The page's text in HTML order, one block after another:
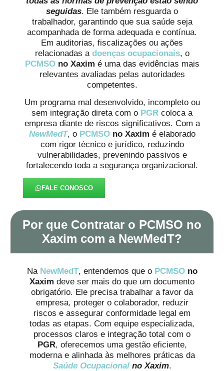
seguidas. Ele também resguarda o
trabalhador, garantindo que sua saúde seja
acompanhada de forma adequada e contínua.
Em auditorias, fiscalizações ou ações
relacionadas a doenças ocupacionais, o
PCMSOno Xaxim é uma das evidências mais
relevantes avaliadas pelas autoridades
competentes.
Um programa mal desenvolvido, incompleto ou
sem integração direta com o PGR coloca a
empresa diante de riscos significativos. Com a
NewMedT, o PCMSOno Xaxim é elaborado
com rigor técnico e jurídico, reduzindo
vulnerabilidades, prevenindo passivos e
fortalecendo toda a segurança organizacional.
FALE CONOSCO
Por que Contratar o PCMSO no
Xaxim com a NewMedT?
Na NewMedT, entendemos que o PCMSOno
Xaxim deve ser mais do que um documento
obrigatório. Ele precisa trabalhar a favor da
empresa, proteger o colaborador, reduzir
riscos e assegurar conformidade legal em
todas as etapas. Com equipe especializada,
processos claros e integração total com o
PGR, oferecemos uma gestão eficiente,
moderna e alinhada às melhores práticas da
Saúde Ocupacional no Xaxim.